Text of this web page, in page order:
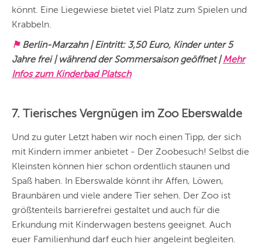
könnt. Eine Liegewiese bietet viel Platz zum Spielen und
Krabbeln.
⚑ Berlin-Marzahn | Eintritt: 3,50 Euro, Kinder unter 5
Jahre frei | während der Sommersaison geöffnet |Mehr
Infos zum Kinderbad Platsch
7. Tierisches Vergnügen im Zoo Eberswalde
Und zu guter Letzt haben wir noch einen Tipp, der sich
mit Kindern immer anbietet - Der Zoobesuch! Selbst die
Kleinsten können hier schon ordentlich staunen und
Spaß haben. In Eberswalde könnt ihr Affen, Löwen,
Braunbären und viele andere Tier sehen. Der Zoo ist
größtenteils barrierefrei gestaltet und auch für die
Erkundung mit Kinderwagen bestens geeignet. Auch
euer Familienhund darf euch hier angeleint begleiten.